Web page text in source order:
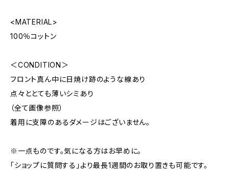
<MATERIAL>
100％コットン
＜CONDITION＞
フロント真ん中に日焼け跡のような線あり
点々ととても薄いシミあり
（全て画像参照）
着用に支障のあるダメージはございません。
※一点ものです。気になる方はお早めに。
「ショップに質問する」より最長1週間のお取り置きも可能です。